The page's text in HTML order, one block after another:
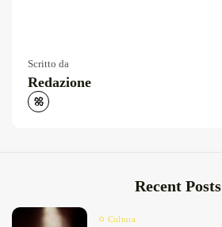
Scritto da
Redazione
Recent Posts
Cultura